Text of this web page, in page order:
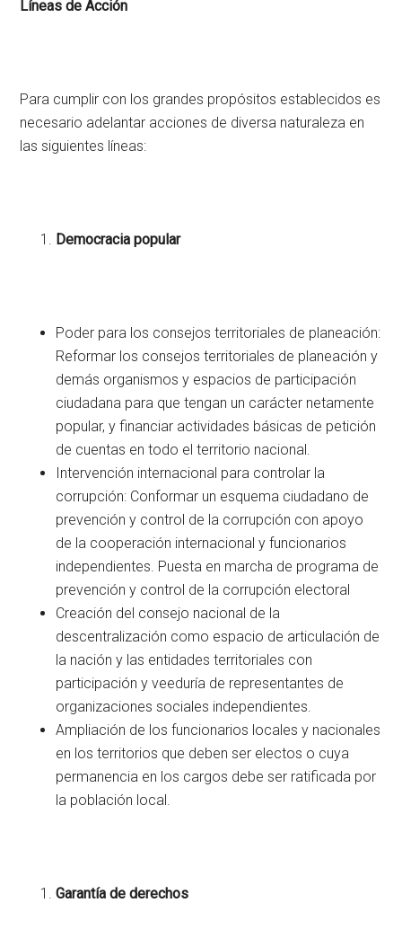
Líneas de Acción
Para cumplir con los grandes propósitos establecidos es
necesario adelantar acciones de diversa naturaleza en
las siguientes líneas:
Democracia popular
Poder para los consejos territoriales de planeación:
Reformar los consejos territoriales de planeación y
demás organismos y espacios de participación
ciudadana para que tengan un carácter netamente
popular, y financiar actividades básicas de petición
de cuentas en todo el territorio nacional.
Intervención internacional para controlar la
corrupción: Conformar un esquema ciudadano de
prevención y control de la corrupción con apoyo
de la cooperación internacional y funcionarios
independientes. Puesta en marcha de programa de
prevención y control de la corrupción electoral
Creación del consejo nacional de la
descentralización como espacio de articulación de
la nación y las entidades territoriales con
participación y veeduría de representantes de
organizaciones sociales independientes.
Ampliación de los funcionarios locales y nacionales
en los territorios que deben ser electos o cuya
permanencia en los cargos debe ser ratificada por
la población local.
Garantía de derechos